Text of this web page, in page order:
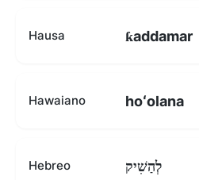
Hausa ƙaddamar
Hawaiano hoʻolana
Hebreo לְהַשִׁיק